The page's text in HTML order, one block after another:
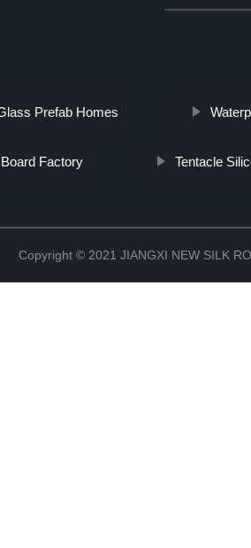
Prefab Homes
Factory Tentacle
Copyright © 2021 JIANGXI NEW SILK